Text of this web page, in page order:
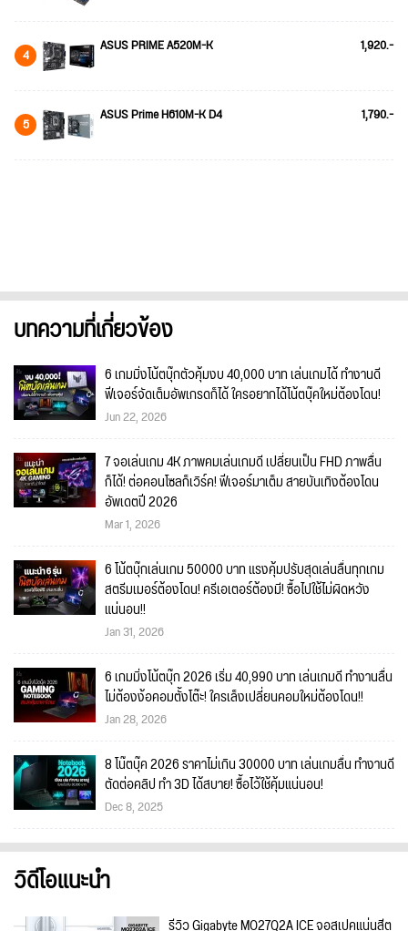
4 ASUS PRIME A520M-K 1,920.-
5 ASUS Prime H610M-K D4 1,790.-
บทความที่เกี่ยวข้อง
6 เกมมิ่งโน้ตบุ๊กตัวคุ้มงบ 40,000 บาท เล่นเกมได้ ทำงานดี
ฟีเจอร์จัดเต็มอัพเกรดก็ได้ ใครอยากได้โน้ตบุ๊คใหม่ต้องโดน!
Jun 22, 2026
7 จอเล่นเกม 4K ภาพคมเล่นเกมดี เปลี่ยนเป็น FHD ภาพลื่น
ก็ได้! ต่อคอนโซลก็เวิร์ค! ฟีเจอร์มาเต็ม สายบันเทิงต้องโดน
อัพเดตปี 2026
Mar 1, 2026
6 โน้ตบุ๊กเล่นเกม 50000 บาท แรงคุ้มปรับสุดเล่นลื่นทุกเกม
สตรีมเมอร์ต้องโดน! ครีเอเตอร์ต้องมี! ซื้อไปใช้ไม่ผิดหวัง
แน่นอน!!
Jan 31, 2026
6 เกมมิ่งโน้ตบุ๊ก 2026 เริ่ม 40,990 บาท เล่นเกมดี ทำงานลื่น
ไม่ต้องง้อคอมตั้งโต๊ะ! ใครเล็งเปลี่ยนคอมใหม่ต้องโดน!!
Jan 28, 2026
8 โน๊ตบุ๊ค 2026 ราคาไม่เกิน 30000 บาท เล่นเกมลื่น ทำงานดี
ตัดต่อคลิป ทำ 3D ได้สบาย! ซื้อไว้ใช้คุ้มแน่นอน!
Dec 8, 2025
วิดีโอแนะนำ